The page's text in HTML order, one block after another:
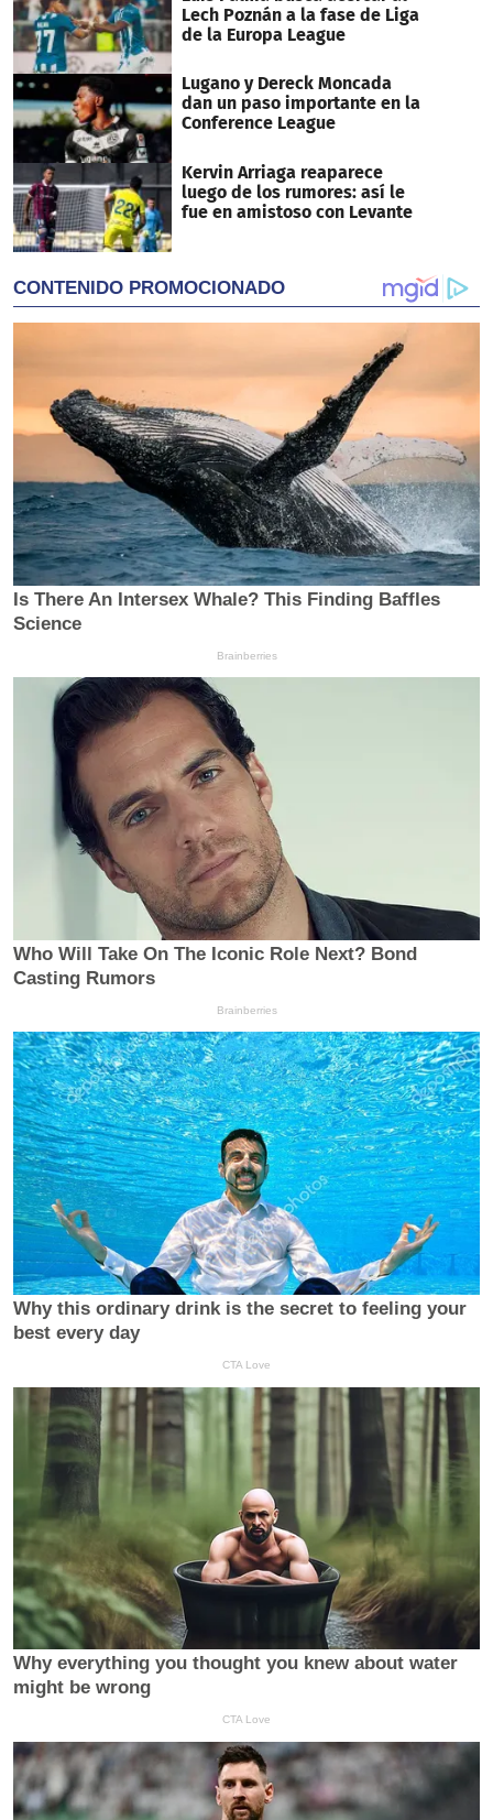
Lech Poznán a la fase de Liga
de la Europa League
Lugano y Dereck Moncada
dan un paso importante en la
Conference League
Kervin Arriaga reaparece
luego de los rumores: así le
fue en amistoso con Levante